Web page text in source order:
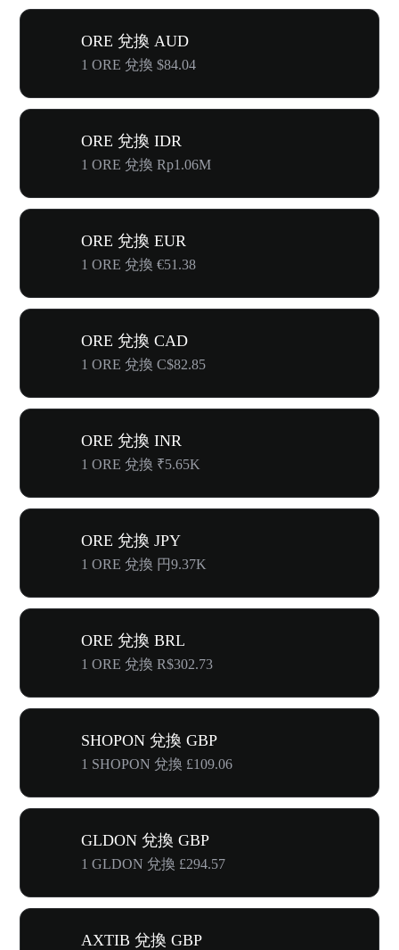
ORE 兌換 AUD
1 ORE 兌換 $84.04
ORE 兌換 IDR
1 ORE 兌換 Rp1.06M
ORE 兌換 EUR
1 ORE 兌換 €51.38
ORE 兌換 CAD
1 ORE 兌換 C$82.85
ORE 兌換 INR
1 ORE 兌換 ₹5.65K
ORE 兌換 JPY
1 ORE 兌換 円9.37K
ORE 兌換 BRL
1 ORE 兌換 R$302.73
SHOPON 兌換 GBP
1 SHOPON 兌換 £109.06
GLDON 兌換 GBP
1 GLDON 兌換 £294.57
AXTIB 兌換 GBP